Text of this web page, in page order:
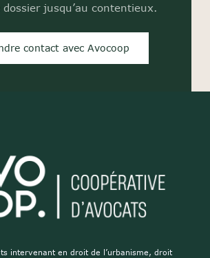
dossier jusqu’au contentieux.
contact avec Avocoop
intervenant en droit de l’urbanisme, droit